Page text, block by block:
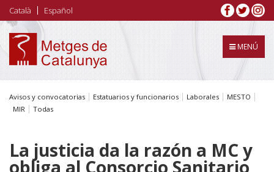
Pasar
al
contenido
principal
Català Español
MENÚ
Avisos y convocatorias Estatuarios y funcionarios Laborales
MESTO
MIR
Todas
La justicia da la razón a MC y
obliga al Consorcio Sanitario